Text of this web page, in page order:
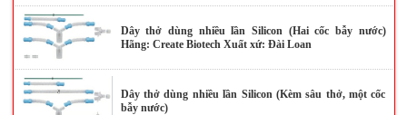
Dây thở dùng nhiều lần Silicon (Hai cốc bẫy nước)
Hãng: Create Biotech Xuất xứ: Đài Loan
Dây thở dùng nhiều lần Silicon (Kèm sâu thở, một cốc
bẫy nước)